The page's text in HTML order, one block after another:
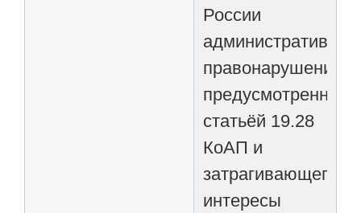
России
правонарушения,
предусмотренного
статьёй 19.28
КоАП и
затрагивающего
интересы